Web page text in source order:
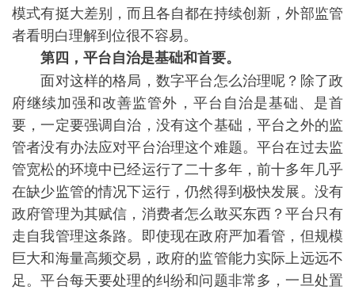
模式有挺大差别，而且各自都在持续创新，外部监管
者看明白理解到位很不容易。
第四，平台自治是基础和首要。
面对这样的格局，数字平台怎么治理呢？除了政
府继续加强和改善监管外，平台自治是基础、是首
要，一定要强调自治，没有这个基础，平台之外的监
管者没有办法应对平台治理这个难题。平台在过去监
管宽松的环境中已经运行了二十多年，前十多年几乎
在缺少监管的情况下运行，仍然得到极快发展。没有
政府管理为其赋信，消费者怎么敢买东西？平台只有
走自我管理这条路。即使现在政府严加看管，但规模
巨大和海量高频交易，政府的监管能力实际上远远不
足。平台每天要处理的纠纷和问题非常多，一旦处置